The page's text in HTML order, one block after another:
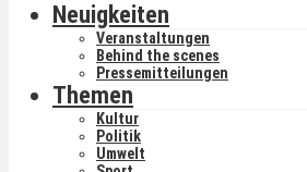
Neuigkeiten
Veranstaltungen
Behind the scenes
Pressemitteilungen
Themen
Kultur
Politik
Umwelt